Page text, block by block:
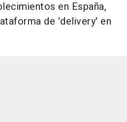
en España,
de 'delivery' en